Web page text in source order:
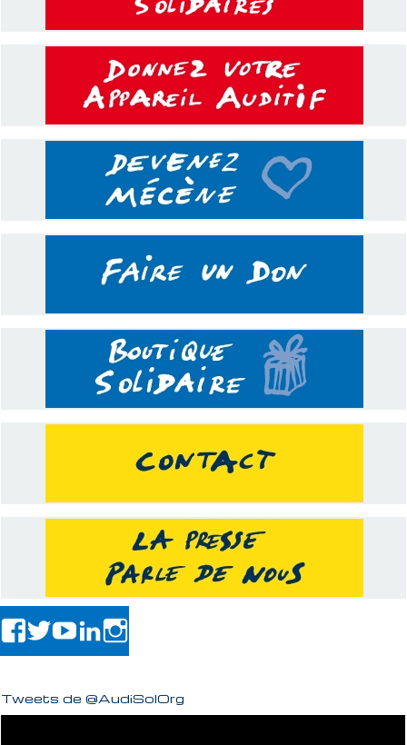
Tweets de @AudiSolOrg